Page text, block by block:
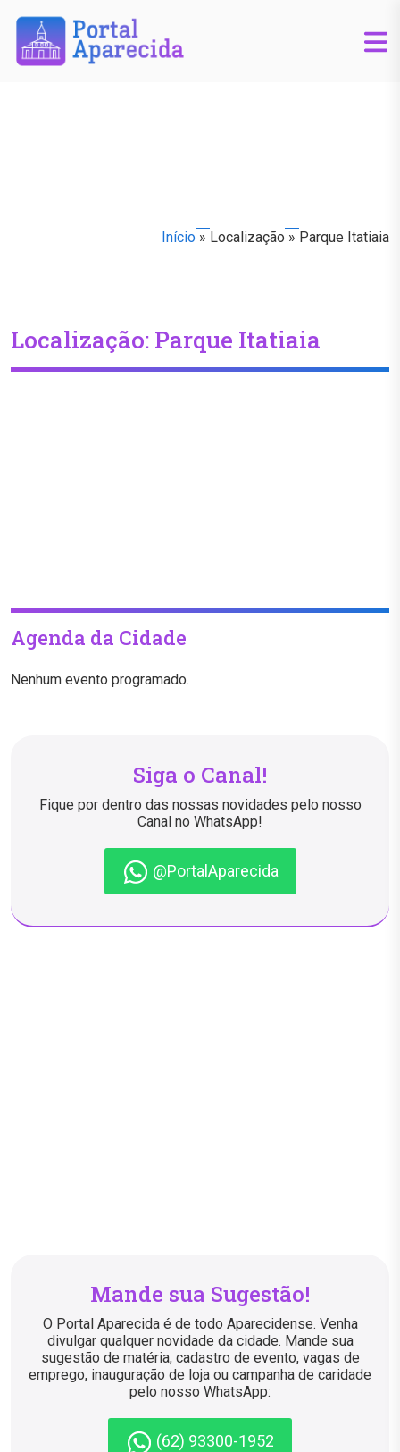
Início » Localização » Parque Itatiaia
Localização: Parque Itatiaia
Agenda da Cidade
Nenhum evento programado.
Siga o Canal!
Fique por dentro das nossas novidades pelo nosso
Canal no WhatsApp!
@PortalAparecida
Mande sua Sugestão!
O Portal Aparecida é de todo Aparecidense. Venha
divulgar qualquer novidade da cidade. Mande sua
sugestão de matéria, cadastro de evento, vagas de
emprego, inauguração de loja ou campanha de caridade
pelo nosso WhatsApp:
(62) 93300-1952